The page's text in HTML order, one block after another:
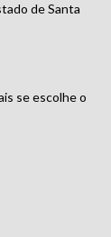
de Santa
se escolhe o